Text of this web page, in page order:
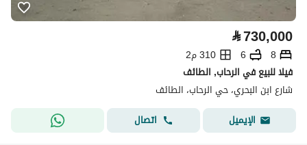
⃁730,000
8
6
310 م2
فيلا للبيع في الرحاب, الطائف
شارع ابن البحري، حي الرحاب، الطائف
الإيميل
اتصال